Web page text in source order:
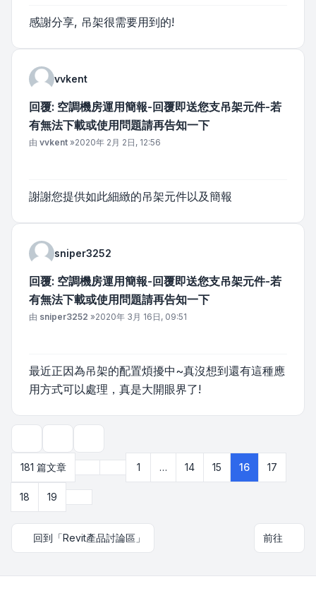
感謝分享, 吊架很需要用到的!
vvkent
回覆: 空調機房運用簡報-回覆即送您支吊架元件-若
有無法下載或使用問題請再告知一下
文章
由 vvkent »2020年 2月 2日, 12:56
謝謝您提供如此細緻的吊架元件以及簡報
sniper3252
回覆: 空調機房運用簡報-回覆即送您支吊架元件-若
有無法下載或使用問題請再告知一下
文章
由 sniper3252 »2020年 3月 16日, 09:51
最近正因為吊架的配置煩擾中~真沒想到還有這種應
用方式可以處理，真是大開眼界了!
181 篇文章
第16頁 (共19 頁)
上一頁1 … 14 15 16 17
18 19
回到「Revit產品討論區」 前往